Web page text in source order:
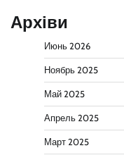
Архіви
Июнь 2026
Ноябрь 2025
Май 2025
Апрель 2025
Март 2025